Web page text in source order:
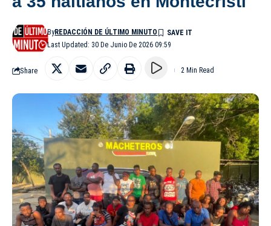
Last Updated: 30 De Junio De 2026 09:59
ByREDACCIÓN DE ÚLTIMO MINUTO
Share 2 Min Read